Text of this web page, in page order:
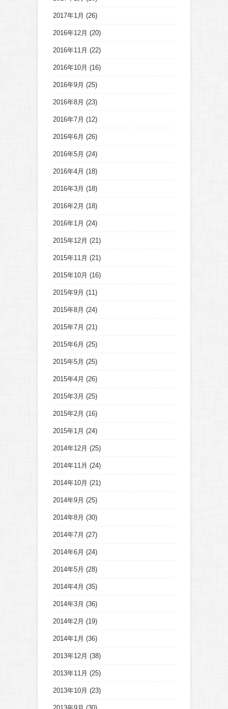
2017年1月 (26)
2016年12月 (20)
2016年11月 (22)
2016年10月 (16)
2016年9月 (25)
2016年8月 (23)
2016年7月 (12)
2016年6月 (26)
2016年5月 (24)
2016年4月 (18)
2016年3月 (18)
2016年2月 (18)
2016年1月 (24)
2015年12月 (21)
2015年11月 (21)
2015年10月 (16)
2015年9月 (11)
2015年8月 (24)
2015年7月 (21)
2015年6月 (25)
2015年5月 (25)
2015年4月 (26)
2015年3月 (25)
2015年2月 (16)
2015年1月 (24)
2014年12月 (25)
2014年11月 (24)
2014年10月 (21)
2014年9月 (25)
2014年8月 (30)
2014年7月 (27)
2014年6月 (24)
2014年5月 (28)
2014年4月 (35)
2014年3月 (36)
2014年2月 (19)
2014年1月 (36)
2013年12月 (38)
2013年11月 (25)
2013年10月 (23)